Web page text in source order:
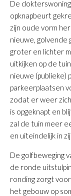
De
opknapbeurt
zijn oude vorm
nieuwe, golvende
groter en lichter
uitkijken op de
nieuwe (publieke)
parkeerplaatsen
zodat er weer
is opgeknapt en
zal de tuin meer
en uiteindelijk in
De golfbeweging
de ronde
ronding zorgt
het gebouw op